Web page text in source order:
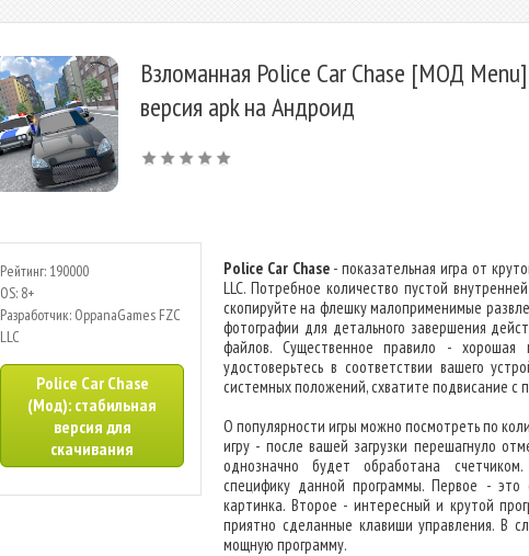
Взломанная Police Car Chase [МОД Menu]
версия apk на Андроид
Рейтинг: 190000
OS: 8+
Разработчик: OppanaGames FZC
LLC
Police Car Chase
(Мод): стабильная
версия для
скачивания
Police Car Chase- показательная игра от
LLC. Потребное количество пустой
скопируйте на флешку малоприменимые
фотографии для детального завершения
файлов. Существенное правило - хорошая
удостоверьтесь в соответствии вашего
системных положений, схватите подвисание с
О популярности игры можно посмотреть по
игру - после вашей загрузки перешагнуло
однозначно будет обработана
специфику данной программы. Первое - это
картинка. Второе - интересный и крутой
приятно сделанные клавиши управления. В
мощную программу.